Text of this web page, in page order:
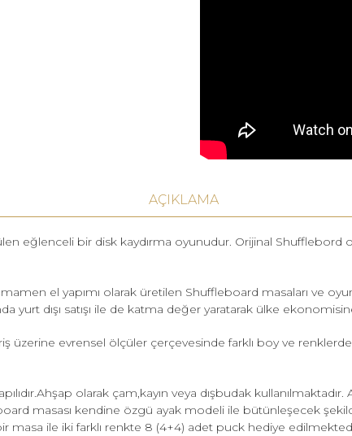
AÇIKLAMA
eğlenceli bir disk kaydırma oyunudur. Orijinal Shufflebord
el yapımı olarak üretilen Shuffleboard masaları ve
yurt dışı satışı ile de katma değer yaratarak ülke
üzerine evrensel ölçüler çerçevesinde farklı boy ve
olarak çam,kayın veya dışbudak
masası kendine özgü ayak modeli ile bütünleşecek
masa ile iki farklı renkte 8 (4+4) adet puck hediye